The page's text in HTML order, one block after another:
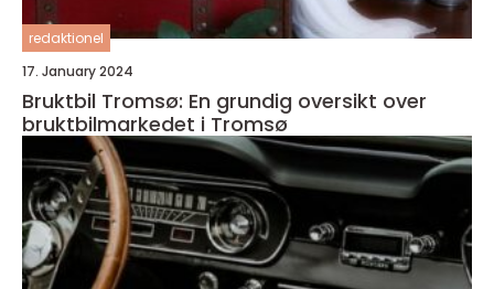
redaktionel
17. January 2024
Bruktbil Tromsø: En grundig oversikt over
bruktbilmarkedet i Tromsø